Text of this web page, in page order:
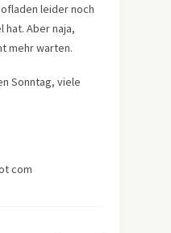
leider noch
hat. Aber naja,
mehr warten.
Sonntag, viele
com